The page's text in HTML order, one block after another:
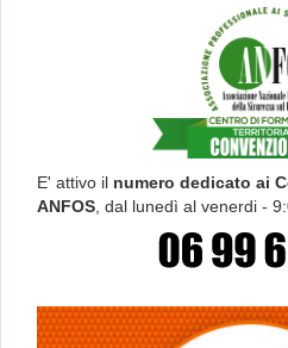
E' attivo il numero dedicato ai
ANFOS , dal lunedì al venerdi -